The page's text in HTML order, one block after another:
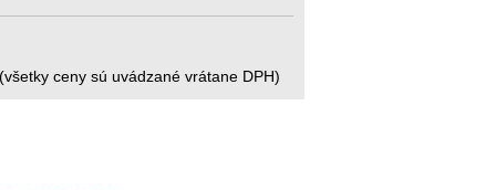
(všetky ceny sú uvádzané vrátane DPH)